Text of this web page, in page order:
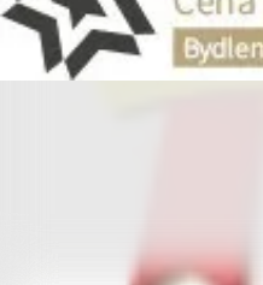
Saténové povlečení